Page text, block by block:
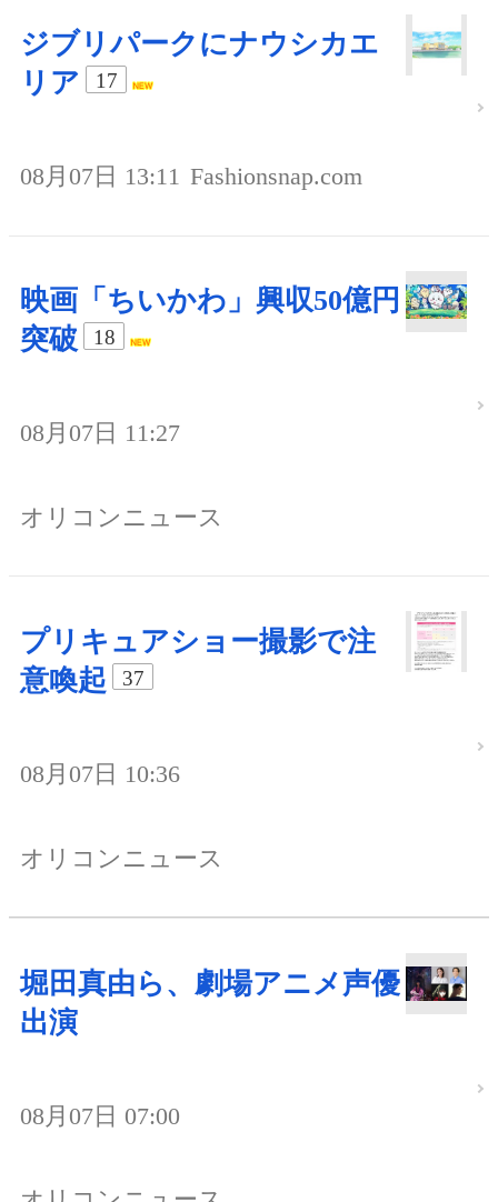
ジブリパークにナウシカエ
リア
17
08月07日 13:11 Fashionsnap.com
映画「ちいかわ」興収50億円
突破
18
08月07日 11:27
オリコンニュース
プリキュアショー撮影で注
意喚起
37
08月07日 10:36
オリコンニュース
堀田真由ら、劇場アニメ声優
出演
08月07日 07:00